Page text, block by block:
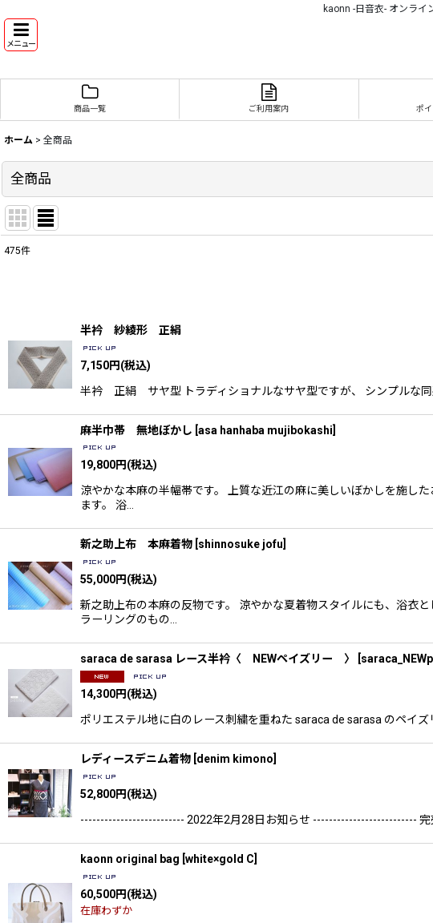
kaonn -日音衣- オンラ
メニュー
商品一覧 ご利用案内 ポ
ホーム > 全商品
全商品
475件
半衿 紗綾形 正絹
7,150円(税込)
半衿 正絹 サヤ型 トラディショナルなサヤ型ですが、 シンプルな同
麻半巾帯 無地ぼかし asa hanhaba mujibokashi
19,800円(税込)
涼やかな本麻の半幅帯です。 上質な近江の麻に美しいぼかしを施し
ます。 浴…
新之助上布 本麻着物 shinnosuke jofu
55,000円(税込)
新之助上布の本麻の反物です。 涼やかな夏着物スタイルにも、浴衣
ラーリングのもの…
saraca de sarasa レース半衿〈 NEWペイズリー 〉
14,300円(税込)
ポリエステル地に白のレース刺繍を重ねた saraca de sarasa のペイ
レディースデニム着物 denim kimono
52,800円(税込)
-------------------------- 2022年2月28日お知らせ -------------------------- 完
kaonn original bag white×gold C
60,500円(税込)
在庫わずか